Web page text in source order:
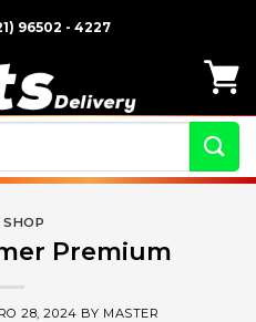
96502 - 4227
SHOP
Premium
28, 2024 BY MASTER